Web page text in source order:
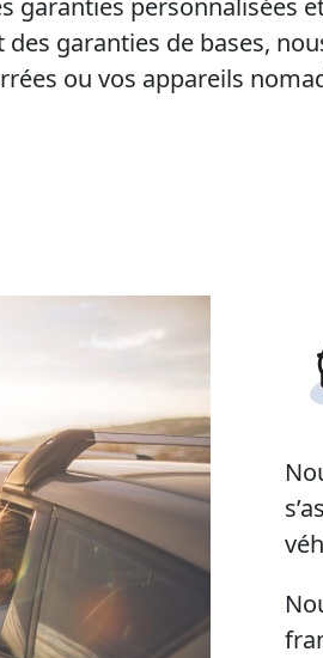
garanties personnalisées
garanties de bases,
ou vos appareils